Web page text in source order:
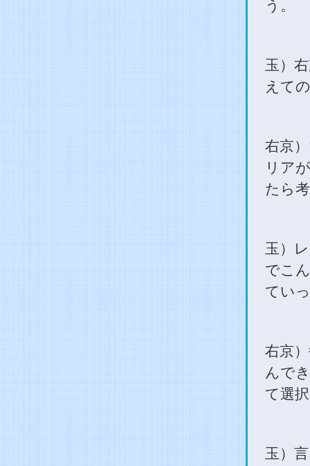
う。
玉）
えて
右京
リア
たら
玉）
でこ
てい
右京
んで
て選
玉）